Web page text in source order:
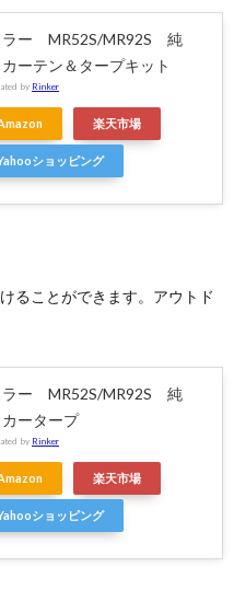
ラー MR52S/MR92S 純
ーテン＆タープキット
by Rinker
楽天市場
ショッピング
ることができます。アウトド
ラー MR52S/MR92S 純
ータープ
by Rinker
楽天市場
ショッピング